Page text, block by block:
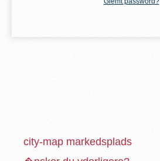
city-map markedsplads